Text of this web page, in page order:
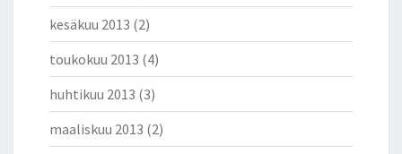
kesäkuu 2013 (2)
toukokuu 2013 (4)
huhtikuu 2013 (3)
maaliskuu 2013 (2)